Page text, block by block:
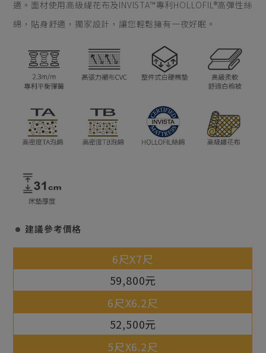
適。面材使用高級緹花布及INVISTA™專利HOLLOFIL®高彈性絲
綿，貼身舒適，獨家設計，讓您輕鬆擁有一夜好眠。
建議參考價格
59,800元
52,500元